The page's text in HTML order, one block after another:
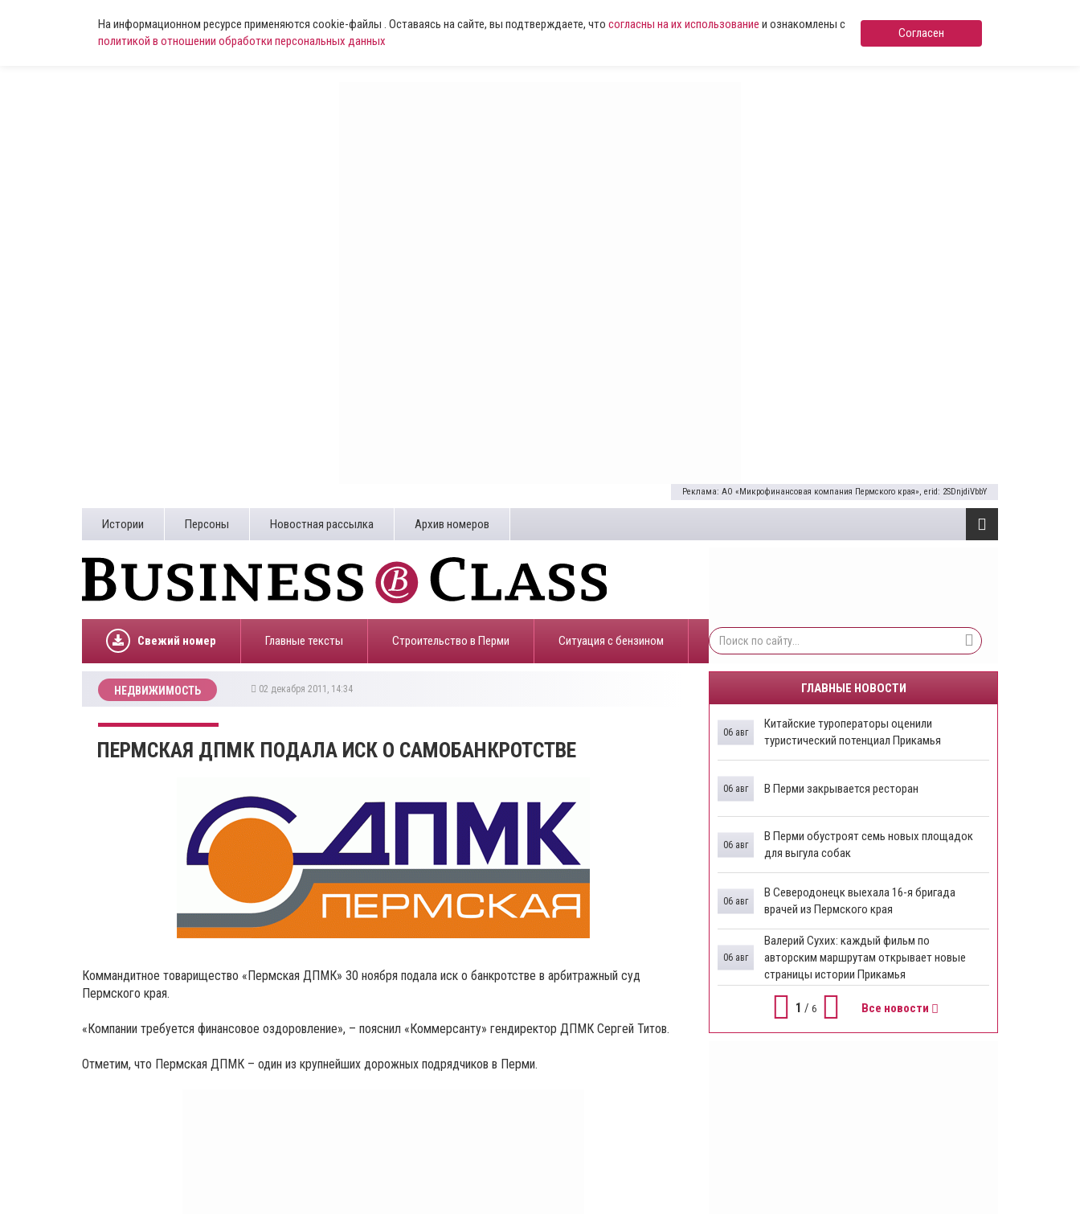
На информационном ресурсе применяются cookie-файлы . Оставаясь на сайте, вы подтверждаете, что согласны на их использование и ознакомлены с
политикой в отношении обработки персональных данных
Согласен
Реклама: АО «Микрофинансовая компания Пермского края», erid: 2SDnjdiVbbY
Истории Персоны Новостная рассылка Архив номеров
Свежий номер Главные тексты Строительство в Перми ​Ситуация с бензином
НЕДВИЖИМОСТЬ 02 декабря 2011, 14:34
ПЕРМСКАЯ ДПМК ПОДАЛА ИСК О САМОБАНКРОТСТВЕ
Коммандитное товарищество «Пермская ДПМК» 30 ноября подала иск о банкротстве в арбитражный суд
Пермского края.
«Компании требуется финансовое оздоровление», – пояснил «Коммерсанту» гендиректор ДПМК Сергей Титов.
Отметим, что Пермская ДПМК – один из крупнейших дорожных подрядчиков в Перми.
ГЛАВНЫЕ НОВОСТИ
Китайские туроператоры оценили
туристический потенциал Прикамья
06 авг
В Перми закрывается ресторан
06 авг
​В Перми обустроят семь новых площадок
для выгула собак
06 авг
В Северодонецк выехала 16-я бригада
врачей из Пермского края
06 авг
​Валерий Сухих: каждый фильм по
авторским маршрутам открывает новые
страницы истории Прикамья
06 авг
1 / 6 Все новости